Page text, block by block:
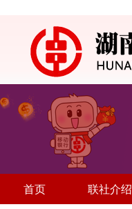
首页 联社介绍